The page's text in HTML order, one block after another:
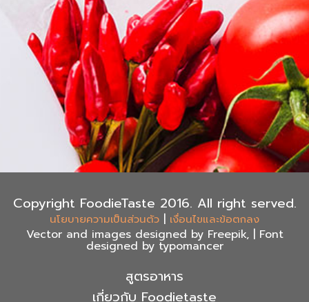
Copyright FoodieTaste 2016. All right served.
นโยบายความเป็นส่วนตัว | เงื่อนไขและข้อตกลง
Vector and images designed by Freepik, | Font
designed by typomancer
สูตรอาหาร
เกี่ยวกับ Foodietaste